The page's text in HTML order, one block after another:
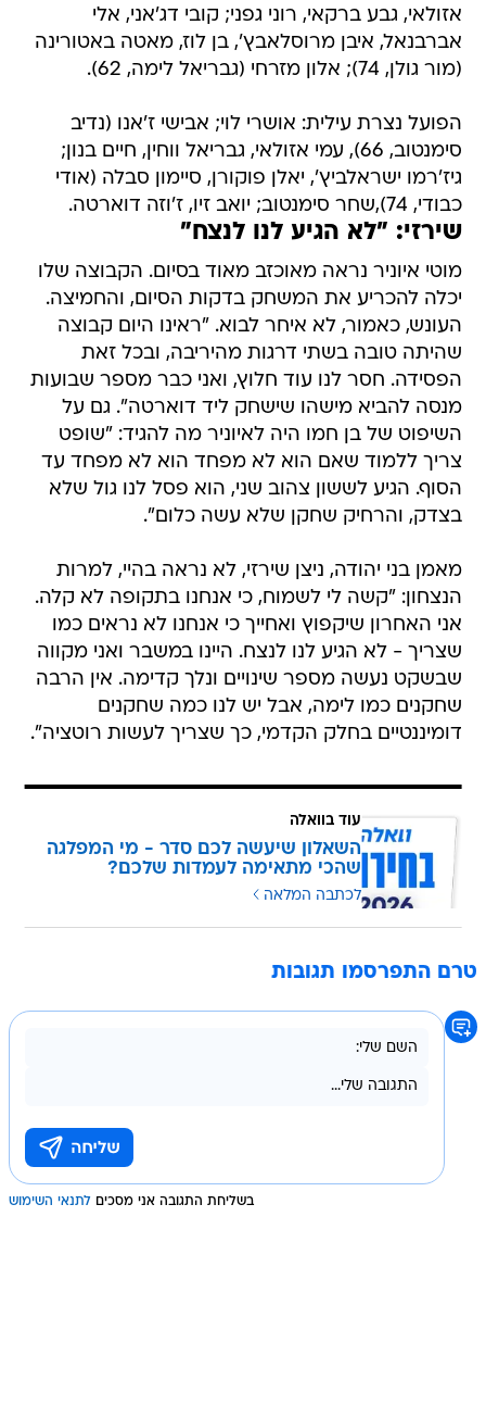
אזולאי, גבע ברקאי, רוני גפני; קובי דג'אני, אלי
אברבנאל, איבן מרוסלאבץ', בן לוז, מאטה באטורינה
(מור גולן, 74); אלון מזרחי (גבריאל לימה, 62).
הפועל נצרת עילית: אושרי לוי; אבישי ז'אנו (נדיב
סימנטוב, 66), עמי אזולאי, גבריאל ווחין, חיים בנון;
גיז'רמו ישראלביץ', יאלן פוקורן, סיימון סבלה (אודי
כבודי, 74),שחר סימנטוב; יואב זיו, ז'וזה דוארטה.
שירזי: "לא הגיע לנו לנצח"
מוטי איוניר נראה מאוכזב מאוד בסיום. הקבוצה שלו
יכלה להכריע את המשחק בדקות הסיום, והחמיצה.
העונש, כאמור, לא איחר לבוא. "ראינו היום קבוצה
שהיתה טובה בשתי דרגות מהיריבה, ובכל זאת
הפסידה. חסר לנו עוד חלוץ, ואני כבר מספר שבועות
מנסה להביא מישהו שישחק ליד דוארטה". גם על
השיפוט של בן חמו היה לאיוניר מה להגיד: "שופט
צריך ללמוד שאם הוא לא מפחד הוא לא מפחד עד
הסוף. הגיע לששון צהוב שני, הוא פסל לנו גול שלא
בצדק, והרחיק שחקן שלא עשה כלום".
מאמן בני יהודה, ניצן שירזי, לא נראה בהיי, למרות
הנצחון: "קשה לי לשמוח, כי אנחנו בתקופה לא קלה.
אני האחרון שיקפוץ ואחייך כי אנחנו לא נראים כמו
שצריך - לא הגיע לנו לנצח. היינו במשבר ואני מקווה
שבשקט נעשה מספר שינויים ונלך קדימה. אין הרבה
שחקנים כמו לימה, אבל יש לנו כמה שחקנים
דומיננטיים בחלק הקדמי, כך שצריך לעשות רוטציה".
עוד בוואלה
השאלון שיעשה לכם סדר - מי המפלגה
שהכי מתאימה לעמדות שלכם?
לכתבה המלאה
טרם התפרסמו תגובות
בשליחת התגובה אני מסכים לתנאי השימוש